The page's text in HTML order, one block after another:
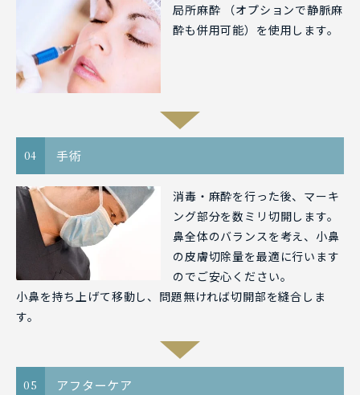
局所麻酔 （オプションで静脈麻
酔も併用可能）を使用します。
04 手術
消毒・麻酔を行った後、マーキ
ング部分を数ミリ切開します。
鼻全体のバランスを考え、小鼻
の皮膚切除量を最適に行います
のでご安心ください。
小鼻を持ち上げて移動し、問題無ければ切開部を縫合しま
す。
05 アフターケア